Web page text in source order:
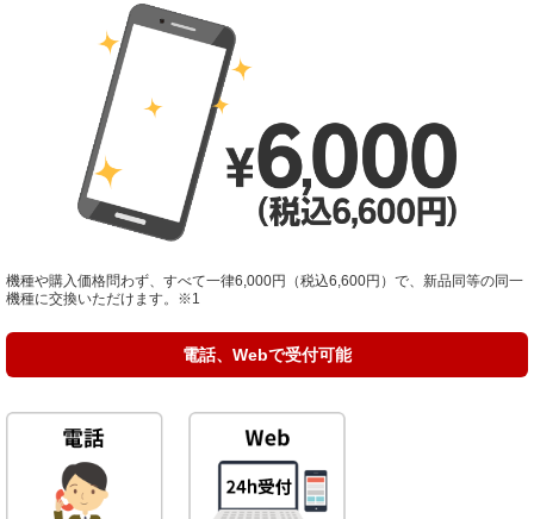
機種や購入価格問わず、すべて一律6,000円（税込6,600円）で、新品同等の同一
機種に交換いただけます。 ※1
電話、Webで受付可能